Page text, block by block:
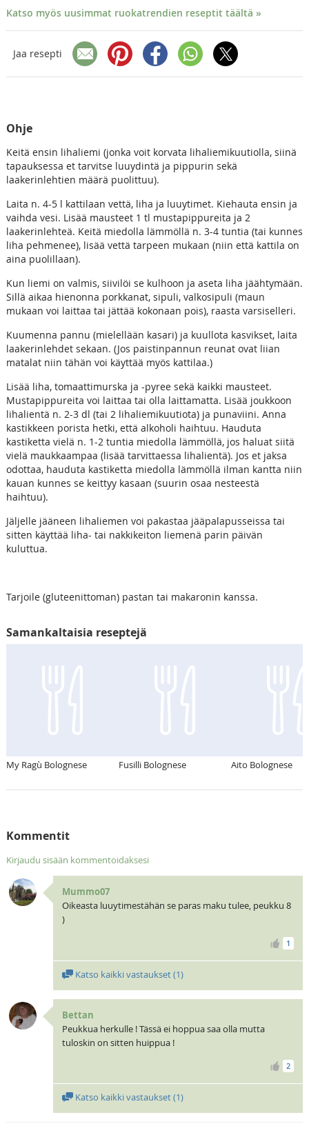
Katso myös uusimmat ruokatrendien reseptit täältä »
Jaa resepti
Ohje
Keitä ensin lihaliemi (jonka voit korvata lihaliemikuutiolla, siinä
tapauksessa et tarvitse luuydintä ja pippurin sekä
laakerinlehtien määrä puolittuu).
Laita n. 4-5 l kattilaan vettä, liha ja luuytimet. Kiehauta ensin ja
vaihda vesi. Lisää mausteet 1 tl mustapippureita ja 2
laakerinlehteä. Keitä miedolla lämmöllä n. 3-4 tuntia (tai kunnes
liha pehmenee), lisää vettä tarpeen mukaan (niin että kattila on
aina puolillaan).
Kun liemi on valmis, siivilöi se kulhoon ja aseta liha jäähtymään.
Sillä aikaa hienonna porkkanat, sipuli, valkosipuli (maun
mukaan voi laittaa tai jättää kokonaan pois), raasta varsiselleri.
Kuumenna pannu (mielellään kasari) ja kuullota kasvikset, laita
laakerinlehdet sekaan. (Jos paistinpannun reunat ovat liian
matalat niin tähän voi käyttää myös kattilaa.)
Lisää liha, tomaattimurska ja -pyree sekä kaikki mausteet.
Mustapippureita voi laittaa tai olla laittamatta. Lisää joukkoon
lihalientä n. 2-3 dl (tai 2 lihaliemikuutiota) ja punaviini. Anna
kastikkeen porista hetki, että alkoholi haihtuu. Hauduta
kastiketta vielä n. 1-2 tuntia miedolla lämmöllä, jos haluat siitä
vielä maukkaampaa (lisää tarvittaessa lihalientä). Jos et jaksa
odottaa, hauduta kastiketta miedolla lämmöllä ilman kantta niin
kauan kunnes se keittyy kasaan (suurin osaa nesteestä
haihtuu).
Jäljelle jääneen lihaliemen voi pakastaa jääpalapusseissa tai
sitten käyttää liha- tai nakkikeiton liemenä parin päivän
kuluttua.
Tarjoile (gluteenittoman) pastan tai makaronin kanssa.
Samankaltaisia reseptejä
My Ragù Bolognese Fusilli Bolognese Aito Bolognese
Kommentit
Kirjaudu sisään kommentoidaksesi
Mummo07
Oikeasta luuytimestähän se paras maku tulee, peukku 8
)
1
Katso kaikki vastaukset (1)
Bettan
Peukkua herkulle ! Tässä ei hoppua saa olla mutta
tuloskin on sitten huippua !
2
Katso kaikki vastaukset (1)